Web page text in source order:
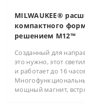
MILWAUKEE®
компактного
решением M12™
Созданный для
это нужно, этот
и работает до 16
мощный магнит,